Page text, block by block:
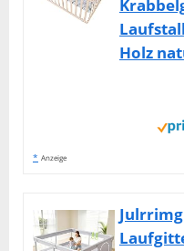
Holz
* Anzeige